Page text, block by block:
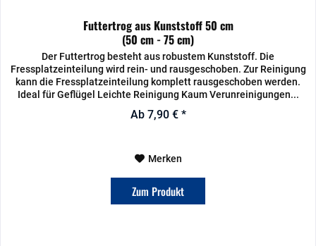
Futtertrog aus Kunststoff 50 cm
(50 cm - 75 cm)
Der Futtertrog besteht aus robustem Kunststoff. Die
Fressplatzeinteilung wird rein- und rausgeschoben. Zur Reinigung
kann die Fressplatzeinteilung komplett rausgeschoben werden.
Ideal für Geflügel Leichte Reinigung Kaum Verunreinigungen...
Ab 7,90 € *
Merken
Zum Produkt